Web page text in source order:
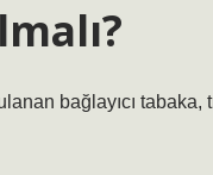
bağlayıcı